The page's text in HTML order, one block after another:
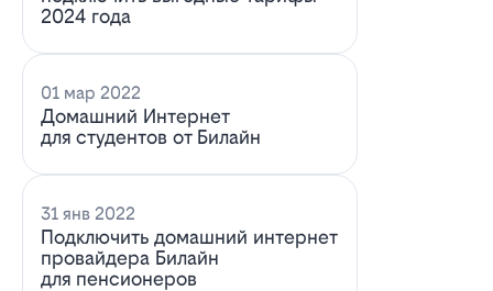
2024 года
01 мар 2022
Домашний Интернет
для студентов от Билайн
31 янв 2022
Подключить домашний интернет
провайдера Билайн
для пенсионеров